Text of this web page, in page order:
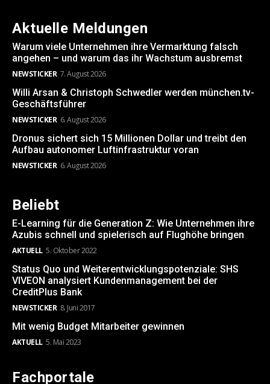
Aktuelle Meldungen
Warum viele Unternehmen ihre Vermarktung falsch
angehen – und warum das ihr Wachstum ausbremst
NEWSTICKER 7. August 2026
Willi Arsan & Christoph Schwedler werden münchen.tv-
Geschäftsführer
NEWSTICKER 6. August 2026
Dronus sichert sich 15 Millionen Dollar und treibt den
Aufbau autonomer Luftinfrastruktur voran
NEWSTICKER 6. August 2026
Beliebt
E-Learning für die Generation Z: Wie Unternehmen ihre
Azubis schnell und spielerisch auf Flughöhe bringen
AKTUELL 5. Oktober 2022
Status Quo und Weiterentwicklungspotenziale: SHS
VIVEON analysiert Kundenmanagement bei der
CreditPlus Bank
NEWSTICKER 8. Juni 2017
Mit wenig Budget Mitarbeiter gewinnen
AKTUELL 5. Mai 2023
Fachportale